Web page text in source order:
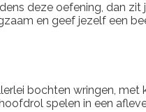
deze oefening, dan zit
en geef jezelf een
bochten wringen, met
spelen in een